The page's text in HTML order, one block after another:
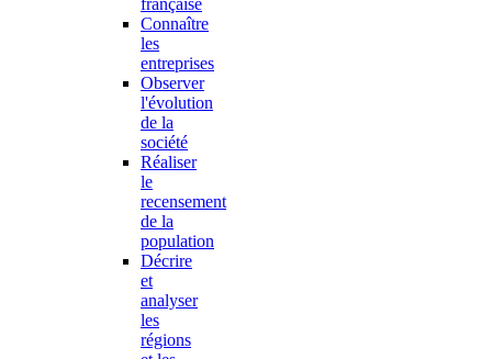
française
Connaître
les
entreprises
Observer
l'évolution
de la
société
Réaliser
le
recensement
de la
population
Décrire
et
analyser
les
régions